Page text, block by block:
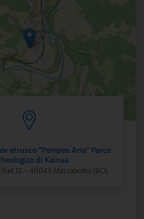
etrusco "Pompeo Aria" Parco
di Kainua
13 - 40043 Marzabotto (BO)